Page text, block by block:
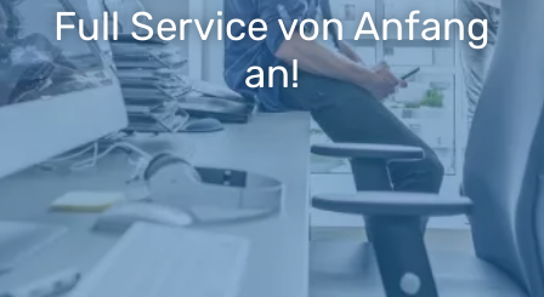
Full Service von Anfang
an!